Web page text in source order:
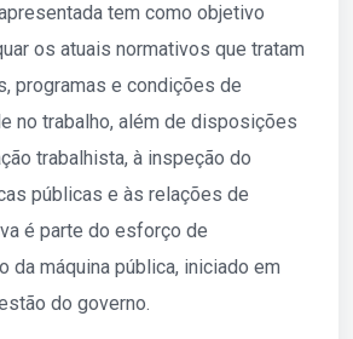
tem como objetivo
os atuais normativos que tratam
programas e condições de
no trabalho, além de disposições
trabalhista, à inspeção do
públicas e às relações de
é parte do esforço de
da máquina pública, iniciado em
do governo.